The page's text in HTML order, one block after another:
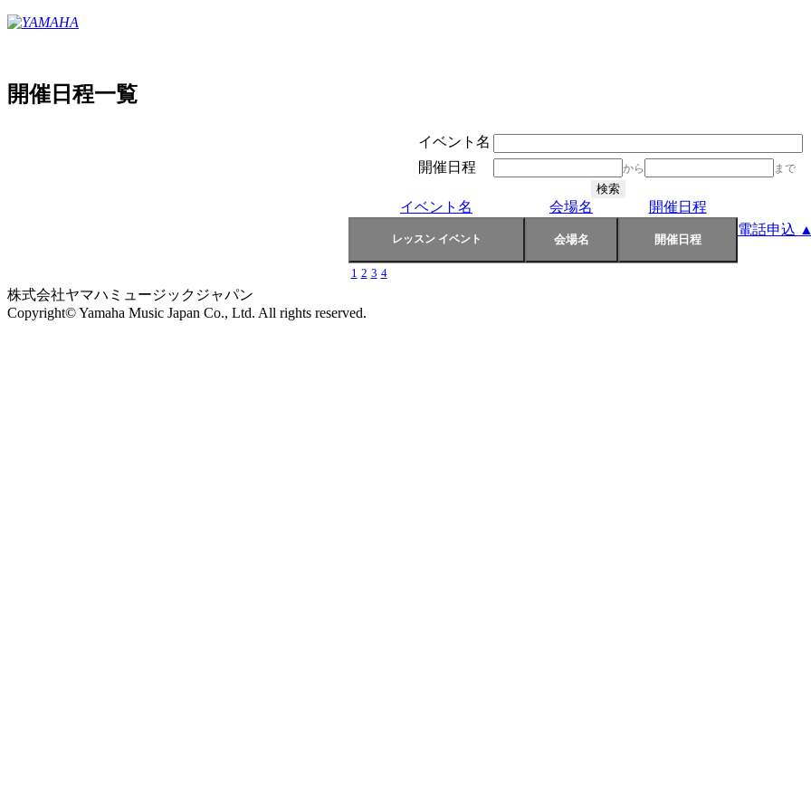
開催日程一覧
イベント名
開催日程
から まで
イベント名 会場名
開催日程
電話申込 ▲
1 2 3 4
株式会社ヤマハミュージックジャパン
Copyright© Yamaha Music Japan Co., Ltd. All rights reserved.